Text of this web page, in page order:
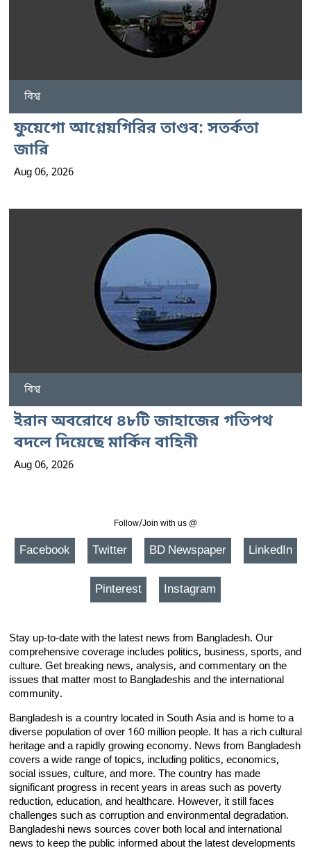
বিশ্ব
ফুয়েগো আগ্নেয়গিরির তাণ্ডব: সতর্কতা
জারি
Aug 06, 2026
বিশ্ব
ইরান অবরোধে ৪৮টি জাহাজের গতিপথ
বদলে দিয়েছে মার্কিন বাহিনী
Aug 06, 2026
Follow/Join with us @
Facebook Twitter BD Newspaper LinkedIn
Pinterest Instagram
Stay up-to-date with the latest news from Bangladesh. Our
comprehensive coverage includes politics, business, sports, and
culture. Get breaking news, analysis, and commentary on the
issues that matter most to Bangladeshis and the international
community.
Bangladesh is a country located in South Asia and is home to a
diverse population of over 160 million people. It has a rich cultural
heritage and a rapidly growing economy. News from Bangladesh
covers a wide range of topics, including politics, economics,
social issues, culture, and more. The country has made
significant progress in recent years in areas such as poverty
reduction, education, and healthcare. However, it still faces
challenges such as corruption and environmental degradation.
Bangladeshi news sources cover both local and international
news to keep the public informed about the latest developments